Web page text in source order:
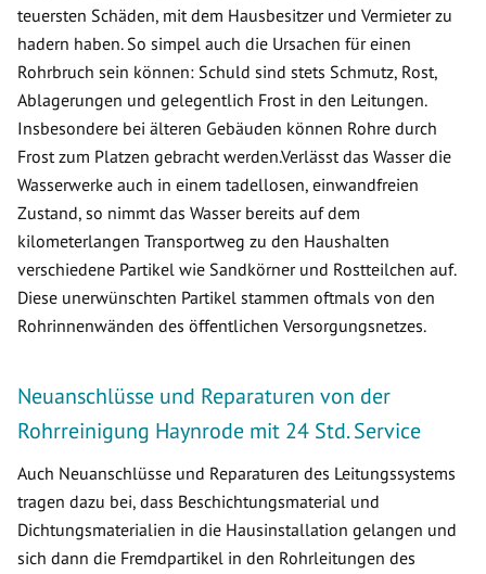
teuersten Schäden, mit dem Hausbesitzer und Vermieter zu
hadern haben. So simpel auch die Ursachen für einen
Rohrbruch sein können: Schuld sind stets Schmutz, Rost,
Ablagerungen und gelegentlich Frost in den Leitungen.
Insbesondere bei älteren Gebäuden können Rohre durch
Frost zum Platzen gebracht werden.Verlässt das Wasser die
Wasserwerke auch in einem tadellosen, einwandfreien
Zustand, so nimmt das Wasser bereits auf dem
kilometerlangen Transportweg zu den Haushalten
verschiedene Partikel wie Sandkörner und Rostteilchen auf.
Diese unerwünschten Partikel stammen oftmals von den
Rohrinnenwänden des öffentlichen Versorgungsnetzes.
Neuanschlüsse und Reparaturen von der
Rohrreinigung Haynrode mit 24 Std. Service
Auch Neuanschlüsse und Reparaturen des Leitungssystems
tragen dazu bei, dass Beschichtungsmaterial und
Dichtungsmaterialien in die Hausinstallation gelangen und
sich dann die Fremdpartikel in den Rohrleitungen des